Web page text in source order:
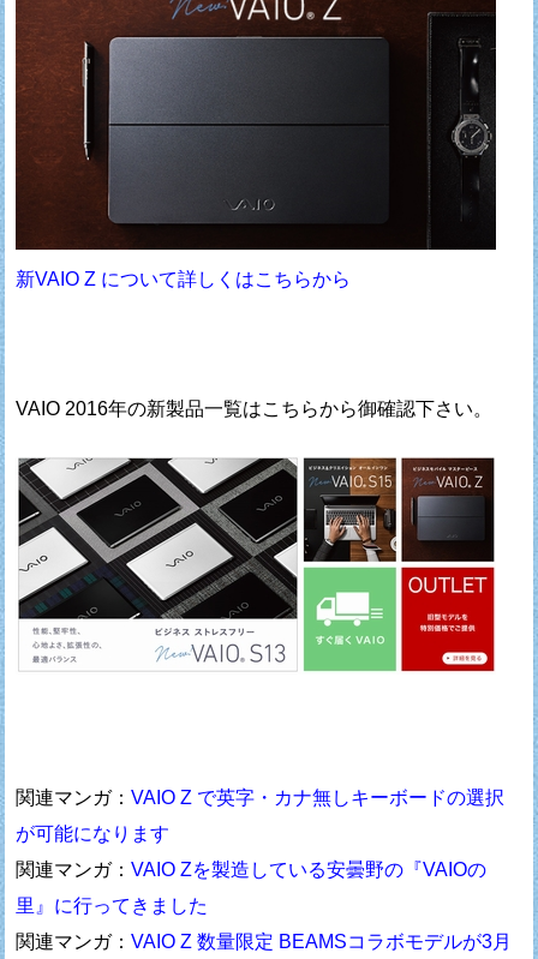
新VAIO Z について詳しくはこちらから
VAIO 2016年の新製品一覧はこちらから御確認下さい。
関連マンガ：VAIO Z で英字・カナ無しキーボードの選択
が可能になります
関連マンガ：VAIO Zを製造している安曇野の『VAIOの
里』に行ってきました
関連マンガ：VAIO Z 数量限定 BEAMSコラボモデルが3月